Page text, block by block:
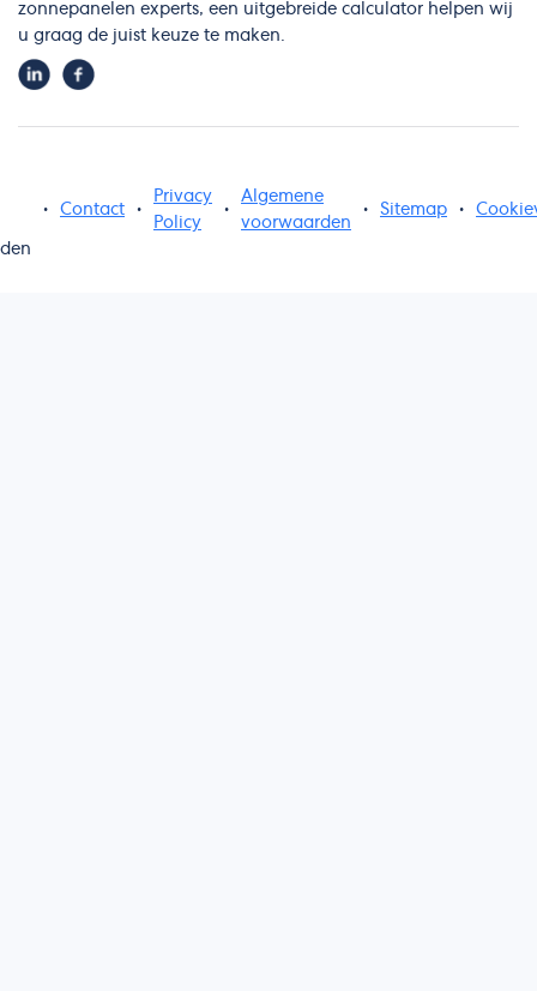
zonnepanelen experts, een uitgebreide calculator helpen wij
u graag de juist keuze te maken.
• Contact •
Privacy
Policy
•
Algemene
voorwaarden
• Sitemap •